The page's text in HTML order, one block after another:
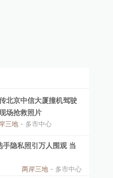
北京中信大厦撞机驾驶
场抢救照片
三地 - 多市中心
手隐私照引万人围观 当
两岸三地 - 多市中心